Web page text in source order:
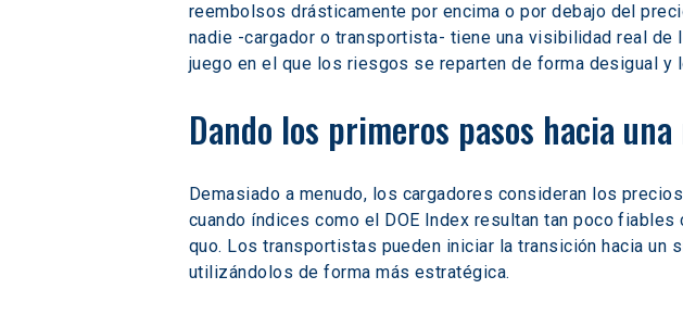
reembolsos drásticamente por encima o por debajo del
nadie -cargador o transportista- tiene una visibilidad real
juego en el que los riesgos se reparten de forma desigual
Dando los primeros pasos hacia
Demasiado a menudo, los cargadores consideran los
cuando índices como el DOE Index resultan tan poco
quo. Los transportistas pueden iniciar la transición hacia
utilizándolos de forma más estratégica.